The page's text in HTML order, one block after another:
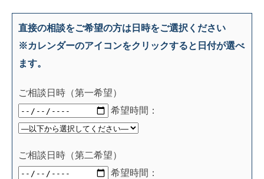
直接の相談をご希望の方は日時をご選択ください
※カレンダーのアイコンをクリックすると日付が選べ
ます。
ご相談日時（第一希望）
希望時間：
ご相談日時（第二希望）
希望時間：